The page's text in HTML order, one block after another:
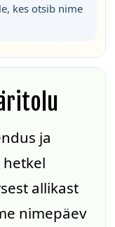
kes otsib nime
ja
allikast
nimepäev